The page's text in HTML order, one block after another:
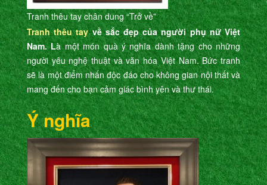
Tranh thêu tay chân dung “Trở về”
Tranh thêu tayvề sắc đẹp của người phụ nữ Việt
Nam. Là một món quà ý nghĩa dành tặng cho những
người yêu nghệ thuật và văn hóa Việt Nam. Bức tranh
sẽ là một điểm nhấn độc đáo cho không gian nội thất và
mang đến cho bạn cảm giác bình yên và thư thái.
Ý nghĩa